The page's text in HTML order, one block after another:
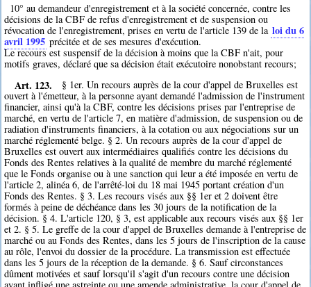
10° au demandeur d'enregistrement et à la société concernée, contre les
décisions de la CBF de refus d'enregistrement et de suspension ou
révocation de l'enregistrement, prises en vertu de l'article 139 de la loi du 6
avril 1995 précitée et de ses mesures d'exécution.
Le recours est suspensif de la décision à moins que la CBF n'ait, pour
motifs graves, déclaré que sa décision était exécutoire nonobstant recours;
Art. 123.
§ 1er. Un recours auprès de la cour d'appel de Bruxelles est
ouvert à l'émetteur, à la personne ayant demandé l'admission de l'instrument
financier, ainsi qu'à la CBF, contre les décisions prises par l'entreprise de
marché, en vertu de l'article 7, en matière d'admission, de suspension ou de
radiation d'instruments financiers, à la cotation ou aux négociations sur un
marché réglementé belge. § 2. Un recours auprès de la cour d'appel de
Bruxelles est ouvert aux intermédiaires qualifiés contre les décisions du
Fonds des Rentes relatives à la qualité de membre du marché réglementé
que le Fonds organise ou à une sanction qui leur a été imposée en vertu de
l'article 2, alinéa 6, de l'arrêté-loi du 18 mai 1945 portant création d'un
Fonds des Rentes. § 3. Les recours visés aux §§ 1er et 2 doivent être
formés à peine de déchéance dans les 30 jours de la notification de la
décision. § 4. L'article 120, § 3, est applicable aux recours visés aux §§ 1er
et 2. § 5. Le greffe de la cour d'appel de Bruxelles demande à l'entreprise de
marché ou au Fonds des Rentes, dans les 5 jours de l'inscription de la cause
au rôle, l'envoi du dossier de la procédure. La transmission est effectuée
dans les 5 jours de la réception de la demande. § 6. Sauf circonstances
dûment motivées et sauf lorsqu'il s'agit d'un recours contre une décision